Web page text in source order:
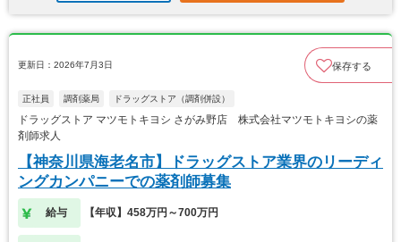
更新日：2026年7月3日 保存する
正社員 調剤薬局 ドラッグストア（調剤併設）
ドラッグストア マツモトキヨシ さがみ野店 株式会社マツモトキヨシの薬
剤師求人
【神奈川県海老名市】ドラッグストア業界のリーディ
ングカンパニーでの薬剤師募集
給与 【年収】458万円～700万円